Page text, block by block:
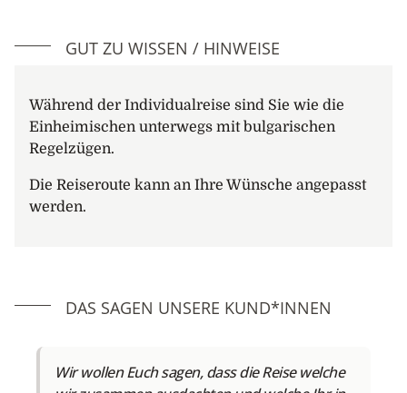
Besucher an. Individueller Transfer (oder
7. Tag: Varna
Am Morgen entdecken Sie bei einem Rundgang mit
einer Reiseleitung die quirlige Hafenstadt an der
Schwarzmeerküste. Ein besonderes Erlebnis ist der
Besuch des Archäologisches Museums. Dort ist der
Baden ein oder entdecken Sie den grossen "Sea
erstreckt. Übernachtung wie am Vortag.
8. Tag: Nessebar
GUT ZU WISSEN / HINWEISE
Während der Individualreise sind Sie wie die
Einheimischen unterwegs mit bulgarischen
Regelzügen.
Die Reiseroute kann an Ihre Wünsche angepasst
werden.
DAS SAGEN UNSERE KUND*INNEN
Wir wollen Euch sagen, dass die Reise welche